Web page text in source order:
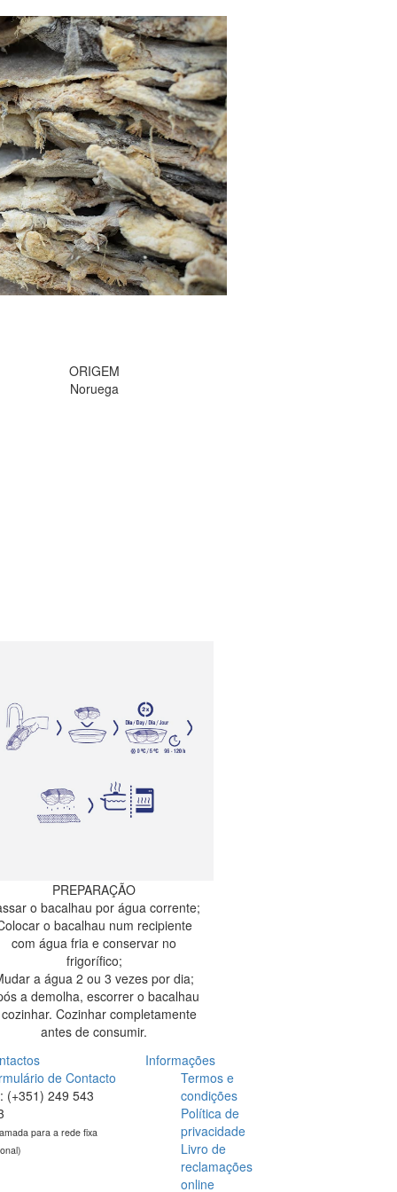
ORIGEM
Noruega
PREPARAÇÃO
o bacalhau por água corrente;
o bacalhau num recipiente
com água fria e conservar no
frigorífico;
a água 2 ou 3 vezes por dia;
a demolha, escorrer o bacalhau
Cozinhar completamente
antes de consumir.
de Contacto
(+351) 249 543
para a rede fixa
Informações
Termos e
condições
Política de
privacidade
Livro de
reclamações
online